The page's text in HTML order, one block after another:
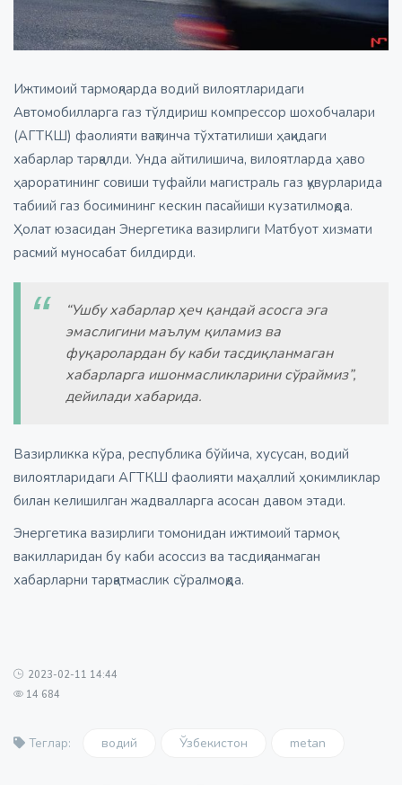
Ижтимоий тармоқларда водий вилоятларидаги
Автомобилларга газ тўлдириш компрессор шохобчалари
(АГТКШ) фаолияти вақтинча тўхтатилиши ҳақидаги
хабарлар тарқалди. Унда айтилишича, вилоятларда ҳаво
ҳароратининг совиши туфайли магистраль газ қувурларида
табиий газ босимининг кескин пасайиши кузатилмоқда.
Ҳолат юзасидан Энергетика вазирлиги Матбуот хизмати
расмий муносабат билдирди.
“Ушбу хабарлар ҳеч қандай асосга эга
эмаслигини маълум қиламиз ва
фуқаролардан бу каби тасдиқланмаган
хабарларга ишонмасликларини сўраймиз”,
дейилади хабарида.
Вазирликка кўра, республика бўйича, хусусан, водий
вилоятларидаги АГТКШ фаолияти маҳаллий ҳокимликлар
билан келишилган жадвалларга асосан давом этади.
Энергетика вазирлиги томонидан ижтимоий тармоқ
вакилларидан бу каби асоссиз ва тасдиқланмаган
хабарларни тарқатмаслик сўралмоқда.
2023-02-11 14:44
14 684
Теглар: водий Ўзбекистон metan